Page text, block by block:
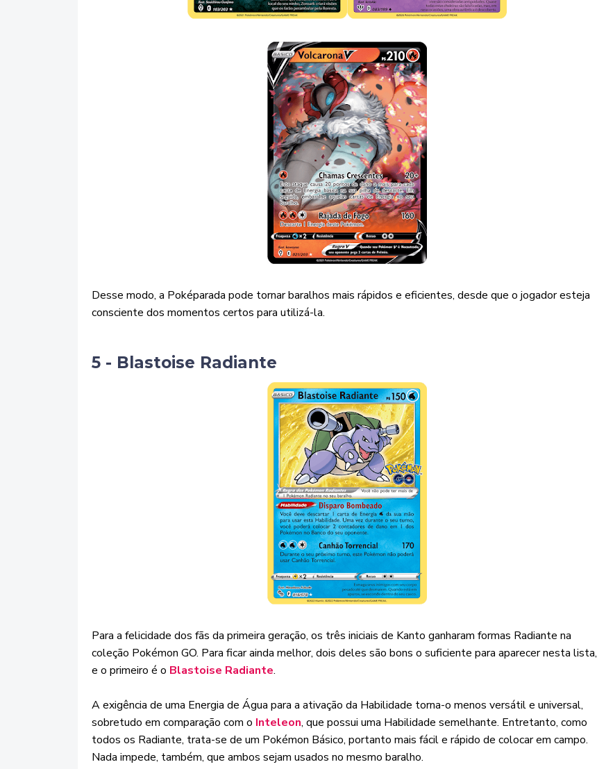
Desse modo, a Poképarada pode tornar baralhos mais rápidos e eficientes, desde que o jogador esteja
consciente dos momentos certos para utilizá-la.
5 - Blastoise Radiante
Para a felicidade dos fãs da primeira geração, os três iniciais de Kanto ganharam formas Radiante na
coleção Pokémon GO. Para ficar ainda melhor, dois deles são bons o suficiente para aparecer nesta lista,
e o primeiro é o Blastoise Radiante.
A exigência de uma Energia de Água para a ativação da Habilidade torna-o menos versátil e universal,
sobretudo em comparação com o Inteleon, que possui uma Habilidade semelhante. Entretanto, como
todos os Radiante, trata-se de um Pokémon Básico, portanto mais fácil e rápido de colocar em campo.
Nada impede, também, que ambos sejam usados no mesmo baralho.